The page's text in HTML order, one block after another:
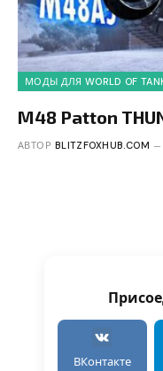
МОДЫ ДЛЯ WORLD OF
M48 Patton
АВТОР BLITZFOXHUB.COM
ВКонтакте